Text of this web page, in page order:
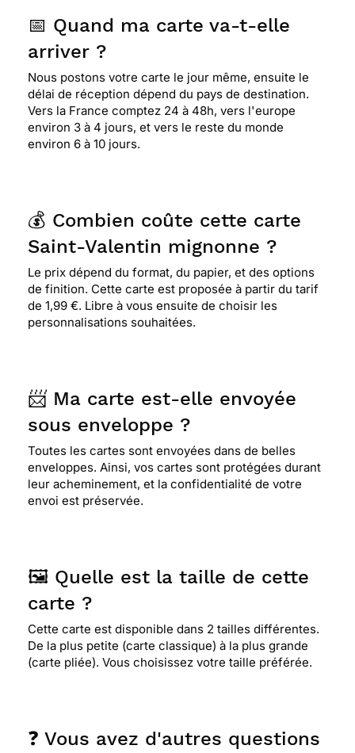
📅 Quand ma carte va-t-elle
arriver ?
Nous postons votre carte le jour même, ensuite le
délai de réception dépend du pays de destination.
Vers la France comptez 24 à 48h, vers l'europe
environ 3 à 4 jours, et vers le reste du monde
environ 6 à 10 jours.
💰 Combien coûte cette carte
Saint-Valentin mignonne ?
Le prix dépend du format, du papier, et des options
de finition. Cette carte est proposée à partir du tarif
de 1,99 €. Libre à vous ensuite de choisir les
personnalisations souhaitées.
📨 Ma carte est-elle envoyée
sous enveloppe ?
Toutes les cartes sont envoyées dans de belles
enveloppes. Ainsi, vos cartes sont protégées durant
leur acheminement, et la confidentialité de votre
envoi est préservée.
🖼️ Quelle est la taille de cette
carte ?
Cette carte est disponible dans 2 tailles différentes.
De la plus petite (carte classique) à la plus grande
(carte pliée). Vous choisissez votre taille préférée.
❓ Vous avez d'autres questions